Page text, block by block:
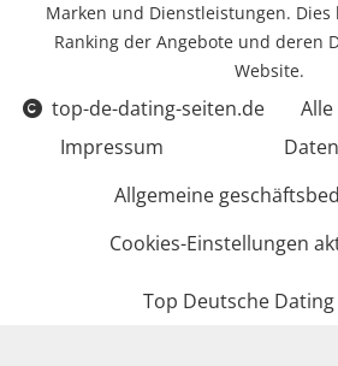
Marken und Dienstleistungen. Dies
Ranking der Angebote und deren
Website.
top-de-dating-seiten.de
Impressum
Allgemeine
Cookies-Einstellungen
Top Deutsche Dating